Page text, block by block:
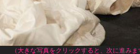
（大きな写真をクリックすると、次に進みま